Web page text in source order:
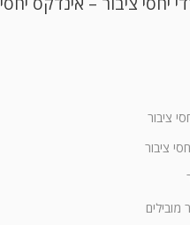
ציבור
ציבור
מובילים